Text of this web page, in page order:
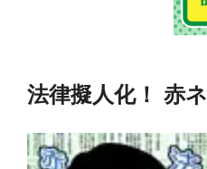
法律擬人化！ 赤